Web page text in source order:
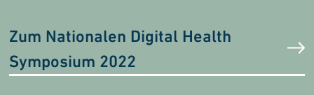
Zum Nationalen Digital Health
Symposium 2022